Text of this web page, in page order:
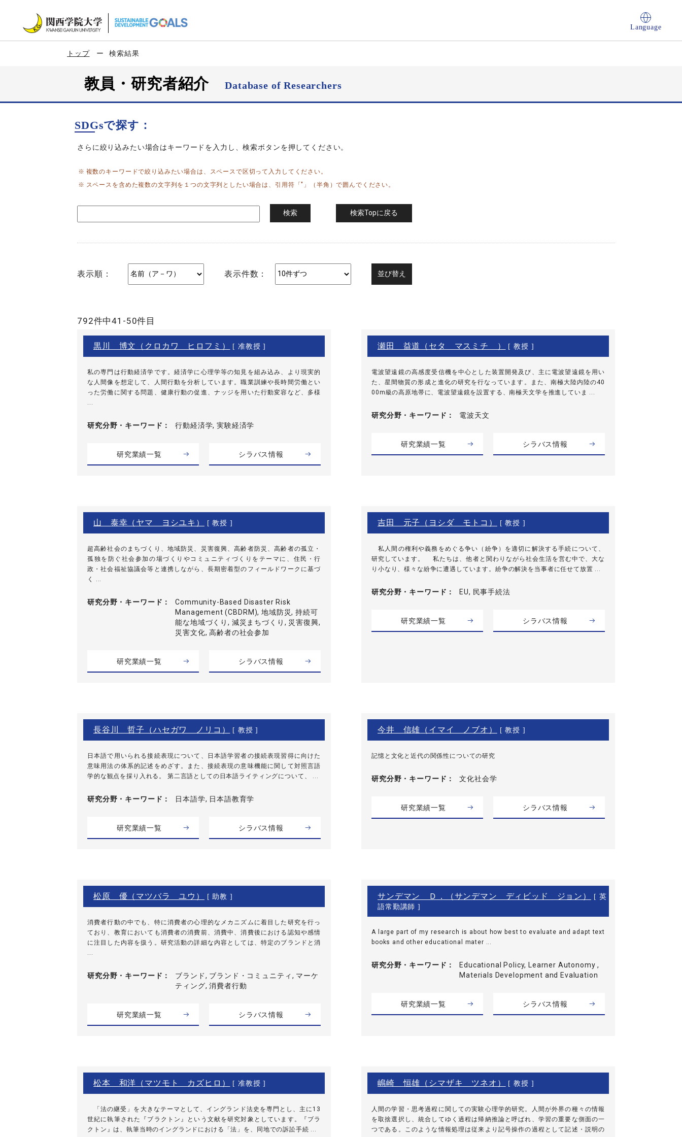
Language
トップ 検索結果
教員・研究者紹介Database of Researchers
SDGsで探す：
さらに絞り込みたい場合はキーワードを入力し、検索ボタンを押してください。
複数のキーワードで絞り込みたい場合は、スペースで区切って入力してください。
スペースを含めた複数の文字列を１つの文字列としたい場合は、引用符「"」（半角）で囲んでください。
表示順： 表示件数：
792件中41-50件目
黒川 博文（クロカワ ヒロフミ） [ 准教授 ]
私の専門は行動経済学です。経済学に心理学等の知見を組み込み、より現実的
な人間像を想定して、人間行動を分析しています。職業訓練や長時間労働とい
った労働に関する問題、健康行動の促進、ナッジを用いた行動変容など、多様
研究分野・ キーワード 行動経済学, 実験経済学
研究業績一覧 シラバス情報
瀬田 益道（セタ マスミチ ） [ 教授 ]
電波望遠鏡の高感度受信機を中心とした装置開発及び、主に電波望遠鏡を用い
た、星間物質の形成と進化の研究を行なっています。また、南極大陸内陸の40
00m級の高原地帯に、電波望遠鏡を設置する、南極天文学を推進していま ...
研究分野・ キーワード 電波天文
研究業績一覧 シラバス情報
山 泰幸（ヤマ ヨシユキ） [ 教授 ]
超高齢社会のまちづくり、地域防災、災害復興、高齢者防災、高齢者の孤立・
孤独を防ぐ社会参加の場づくりやコミュニティづくりをテーマに、住民・行
政・社会福祉協議会等と連携しながら、長期密着型のフィールドワークに基づ
く ...
研究分野・ キーワード
Community-Based Disaster Risk
Management (CBDRM), 地域防災, 持続可
能な地域づくり, 減災まちづくり, 災害復興,
災害文化, 高齢者の社会参加
研究業績一覧 シラバス情報
吉田 元子（ヨシダ モトコ） [ 教授 ]
私人間の権利や義務をめぐる争い（紛争）を適切に解決する手続について、
研究しています。 私たちは、他者と関わりながら社会生活を営む中で、大な
り小なり、様々な紛争に遭遇しています。紛争の解決を当事者に任せて放置 ...
研究分野・ キーワード EU, 民事手続法
研究業績一覧 シラバス情報
長谷川 哲子（ハセガワ ノリコ） [ 教授 ]
日本語で用いられる接続表現について、日本語学習者の接続表現習得に向けた
意味用法の体系的記述をめざす。また、接続表現の意味機能に関して対照言語
学的な観点を採り入れる。 第二言語としての日本語ライティングについて、 ...
研究分野・ キーワード 日本語学, 日本語教育学
研究業績一覧 シラバス情報
今井 信雄（イマイ ノブオ） [ 教授 ]
記憶と文化と近代の関係性についての研究
研究分野・ キーワード 文化社会学
研究業績一覧 シラバス情報
松原 優（マツバラ ユウ） [ 助教 ]
消費者行動の中でも、特に消費者の心理的なメカニズムに着目した研究を行っ
ており、教育においても消費者の消費前、消費中、消費後における認知や感情
に注目した内容を扱う。研究活動の詳細な内容としては、特定のブランドと消
研究分野・ キーワード
ブランド, ブランド・コミュニティ, マーケ
ティング, 消費者行動
研究業績一覧 シラバス情報
サンデマン Ｄ．（サンデマン ディビッド ジョン）
[ 英
語常勤講師 ]
A large part of my research is about how best to evaluate and adapt text
books and other educational mater ...
研究分野・ キーワード
Educational Policy, Learner Autonomy ,
Materials Development and Evaluation
研究業績一覧 シラバス情報
松本 和洋（マツモト カズヒロ） [ 准教授 ]
「法の継受」を大きなテーマとして、イングランド法史を専門とし、主に13
世紀に執筆された『ブラクトン』という文献を研究対象としています。『ブラ
クトン』は、執筆当時のイングランドにおける「法」を、同地での訴訟手続 ...
嶋崎 恒雄（シマザキ ツネオ） [ 教授 ]
人間の学習・思考過程に関しての実験心理学的研究。人間が外界の種々の情報
を取捨選択し、統合してゆく過程は帰納推論と呼ばれ、学習の重要な側面の一
つである。このような情報処理は従来より記号操作の過程として記述・説明の